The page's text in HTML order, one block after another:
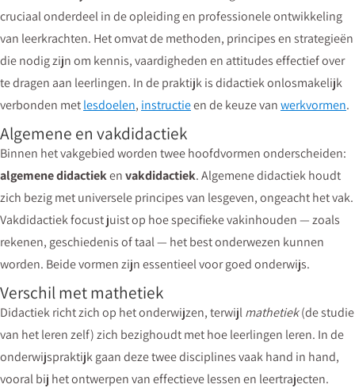
cruciaal onderdeel in de opleiding en professionele ontwikkeling
van leerkrachten. Het omvat de methoden, principes en strategieën
die nodig zijn om kennis, vaardigheden en attitudes effectief over
te dragen aan leerlingen. In de praktijk is didactiek onlosmakelijk
verbonden metlesdoelen, instructieen de keuze vanwerkvormen.
Algemene en vakdidactiek
Binnen het vakgebied worden twee hoofdvormen onderscheiden:
algemene didactiekenvakdidactiek. Algemene didactiek houdt
zich bezig met universele principes van lesgeven, ongeacht het vak.
Vakdidactiek focust juist op hoe specifieke vakinhouden — zoals
rekenen, geschiedenis of taal — het best onderwezen kunnen
worden. Beide vormen zijn essentieel voor goed onderwijs.
Verschil met mathetiek
Didactiek richt zich op het onderwijzen, terwijlmathetiek(de studie
van het leren zelf) zich bezighoudt met hoe leerlingen leren. In de
onderwijspraktijk gaan deze twee disciplines vaak hand in hand,
vooral bij het ontwerpen van effectieve lessen en leertrajecten.